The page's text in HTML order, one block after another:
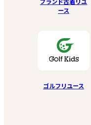
ース
ゴルフリユース